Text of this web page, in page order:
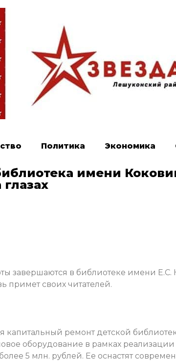
Политика Экономика
имени
завершаются в библиотеке имени Е.С.
примет своих читателей.
капитальный ремонт детской
оборудование в рамках
5 млн. рублей. Ее оснастят